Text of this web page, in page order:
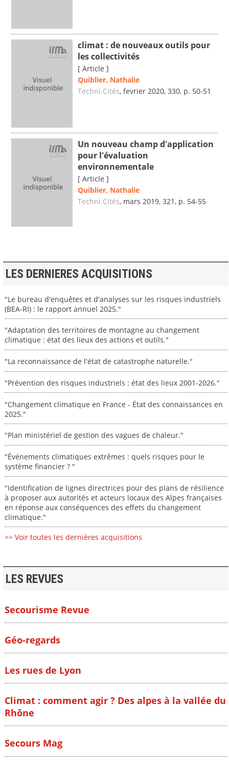
climat : de nouveaux outils pour
les collectivités
[ Article ]
Quiblier, Nathalie
Techni.Cités, fevrier 2020, 330, p. 50-51
Un nouveau champ d'application
pour l'évaluation
environnementale
[ Article ]
Quiblier, Nathalie
Techni.Cités, mars 2019, 321, p. 54-55
LES DERNIERES ACQUISITIONS
"Le bureau d'enquêtes et d'analyses sur les risques industriels
(BEA-RI) : le rapport annuel 2025."
"Adaptation des territoires de montagne au changement
climatique : état des lieux des actions et outils."
"La reconnaissance de l'état de catastrophe naturelle."
"Prévention des risques industriels : état des lieux 2001-2026."
"Changement climatique en France - État des connaissances en
2025."
"Plan ministériel de gestion des vagues de chaleur."
"Événements climatiques extrêmes : quels risques pour le
système financier ? "
"Identification de lignes directrices pour des plans de résilience
à proposer aux autorités et acteurs locaux des Alpes françaises
en réponse aux conséquences des effets du changement
climatique."
>> Voir toutes les dernières acquisitions
LES REVUES
Secourisme Revue
Géo-regards
Les rues de Lyon
Climat : comment agir ? Des alpes à la vallée du
Rhône
Secours Mag